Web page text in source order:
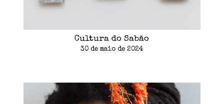
Cultura do Sabão
30 de maio de 2024